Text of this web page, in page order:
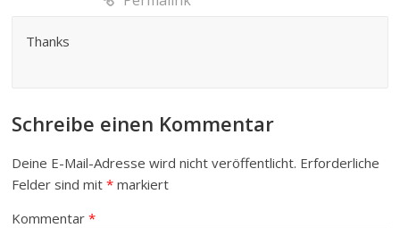
Thanks
Schreibe einen Kommentar
Deine E-Mail-Adresse wird nicht veröffentlicht. Erforderliche
Felder sind mit* markiert
Kommentar*